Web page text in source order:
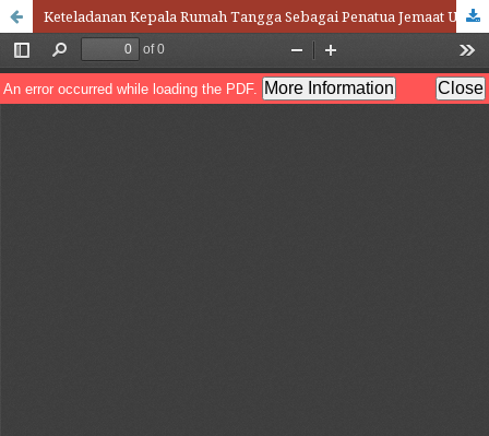
Keteladanan Kepala Rumah Tangga Sebagai Penatua Jemaat Untuk Pertumbuhan Gereja Berdasarkan 1 Timotius 3:5